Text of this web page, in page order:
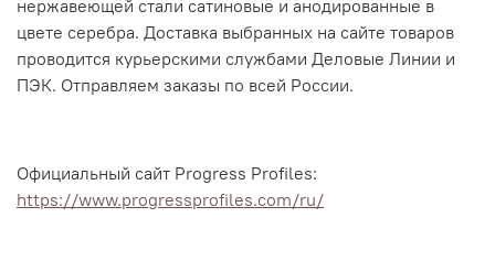
нержавеющей стали сатиновые и анодированные в
цвете серебра. Доставка выбранных на сайте товаров
проводится курьерскими службами Деловые Линии и
ПЭК. Отправляем заказы по всей России.
Официальный сайт Progress Profiles:
https://www.progressprofiles.com/ru/